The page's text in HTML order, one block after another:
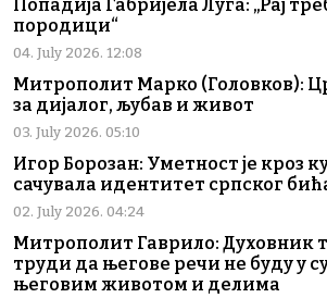
Попадија Габријела Луга: „Рај
породици“
04. July 2026. 12:08
Митрополит Марко (Головков):
за дијалог, љубав и живот
03. July 2026. 05:10
Игор Борозан: Уметност је кроз
сачувала идентитет српског
02. July 2026. 04:24
Митрополит Гаврило: Духовник
труди да његове речи не буду у
његовим животом и делима